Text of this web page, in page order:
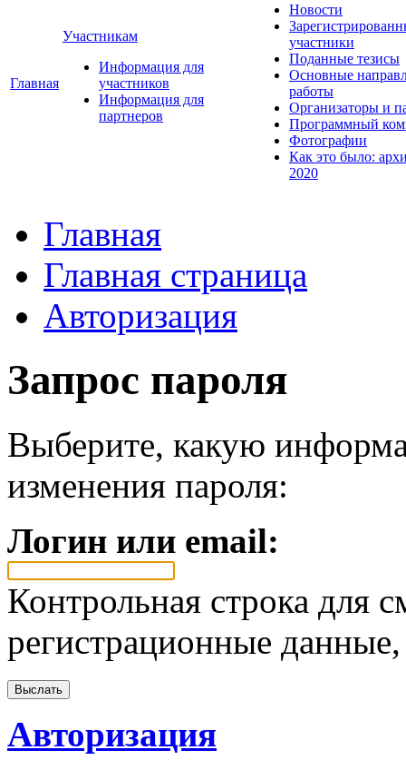
Главная
Участникам
Информация для
участников
Информация для
партнеров
Новости
участники
Поданные тезисы
Основные
работы
Организаторы и
Программный
Фотографии
Как это было:
2020
Главная
Главная страница
Авторизация
Запрос пароля
Выберите, какую
изменения пароля:
Логин или email:
Контрольная строка для
регистрационные
Авторизация